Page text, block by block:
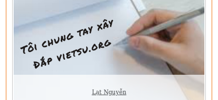
Lạt Nguyễn